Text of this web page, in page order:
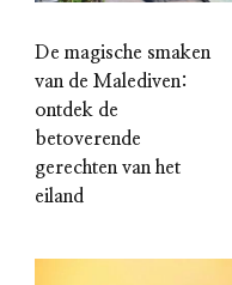
De magische smaken
van de Malediven:
ontdek de
betoverende
gerechten van het
eiland